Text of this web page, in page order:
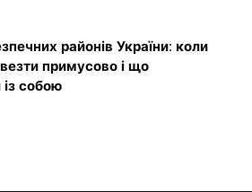
районів України: коли
примусово і що
собою